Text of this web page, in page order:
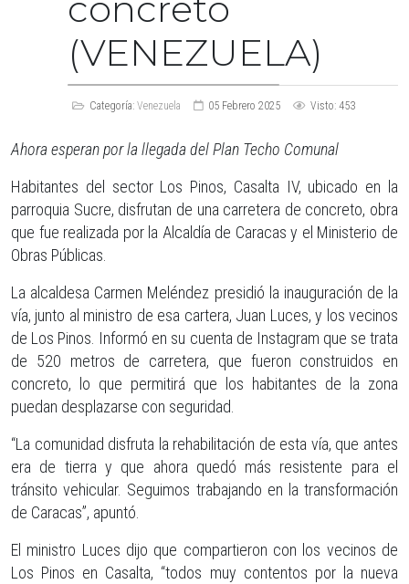
(VENEZUELA)
Categoría: Venezuela 05 Febrero 2025 Visto: 453
Ahora esperan por la llegada del Plan Techo Comunal
Habitantes del sector Los Pinos, Casalta IV, ubicado en la
parroquia Sucre, disfrutan de una carretera de concreto, obra
que fue realizada por la Alcaldía de Caracas y el Ministerio de
Obras Públicas.
La alcaldesa Carmen Meléndez presidió la inauguración de la
vía, junto al ministro de esa cartera, Juan Luces, y los vecinos
de Los Pinos. Informó en su cuenta de Instagram que se trata
de 520 metros de carretera, que fueron construidos en
concreto, lo que permitirá que los habitantes de la zona
puedan desplazarse con seguridad.
“La comunidad disfruta la rehabilitación de esta vía, que antes
era de tierra y que ahora quedó más resistente para el
tránsito vehicular. Seguimos trabajando en la transformación
de Caracas”, apuntó.
El ministro Luces dijo que compartieron con los vecinos de
Los Pinos en Casalta, “todos muy contentos por la nueva